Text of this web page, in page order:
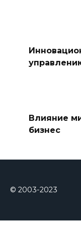
Влияние
бизнес
© 2003-2023